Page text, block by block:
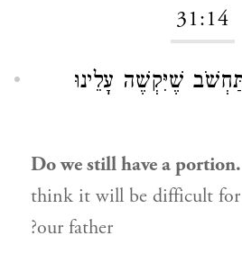
31:14
שֶׁיִּקְשֶׁה עָלֵינוּ
Do we still have a portion.
think it will be difficult
our father?